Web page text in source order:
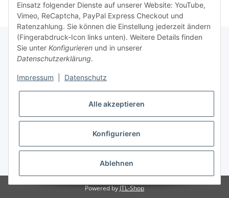
Informationen
Gesetzliche Informationen
* Alle Preise zzgl. gesetzlicher USt., zzgl.Versand
Powered byJTL-Shop
Einsatz folgender Dienste auf unserer Website: YouTube,
Vimeo, ReCaptcha, PayPal Express Checkout und
Ratenzahlung. Sie können die Einstellung jederzeit ändern
(Fingerabdruck-Icon links unten). Weitere Details finden
Sie unter Konfigurieren und in unserer
Datenschutzerklärung.
Impressum Datenschutz
Alle akzeptieren
Konfigurieren
Ablehnen